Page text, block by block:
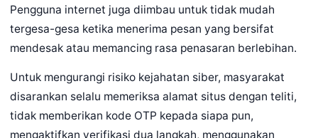
Pengguna internet juga diimbau untuk tidak mudah
tergesa-gesa ketika menerima pesan yang bersifat
mendesak atau memancing rasa penasaran berlebihan.
Untuk mengurangi risiko kejahatan siber, masyarakat
disarankan selalu memeriksa alamat situs dengan teliti,
tidak memberikan kode OTP kepada siapa pun,
mengaktifkan verifikasi dua langkah, menggunakan